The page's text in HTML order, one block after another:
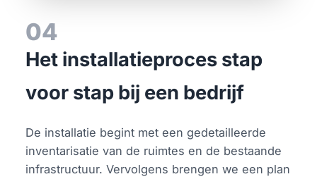
04
Het installatieproces stap
voor stap bij een bedrijf
De installatie begint met een gedetailleerde
inventarisatie van de ruimtes en de bestaande
infrastructuur. Vervolgens brengen we een plan